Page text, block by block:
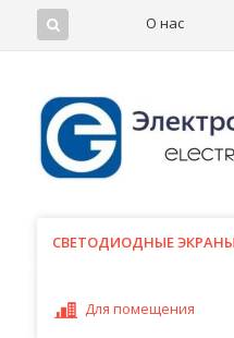
О нас
СВЕТОДИОДНЫЕ ЭКРАНЫ
СВЕТОДИОДНЫЕ ЭКРАНЫ
Для помещения